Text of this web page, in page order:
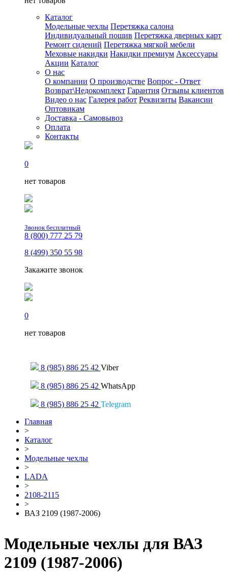
Каталог
Модельные чехлы Перетяжка салона
Индивидуальный пошив Перетяжка дверных карт
Ремонт сидений Перетяжка мягкой мебели
Меховые накидки Накидки премиум Аксессуары
Акции Каталог
О нас
О компании О производстве Вопрос - Ответ
Возврат\Недокомплект Гарантия Отзывы клиентов
Видео о нас Галерея работ Реквизиты Вакансии
Оптовикам
Доставка - Самовывоз
Оплата
Контакты
0
нет товаров
Звонок бесплатный
8 (800) 777 25 79
8 (499) 350 55 98
Закажите звонок
0
нет товаров
8 (985) 886 25 42 Viber
8 (985) 886 25 42 WhatsApp
8 (985) 886 25 42 Telegram
Главная
>
Каталог
>
Модельные чехлы
>
LADA
>
2108-2115
>
ВАЗ 2109 (1987-2006)
Модельные чехлы для ВАЗ
2109 (1987-2006)